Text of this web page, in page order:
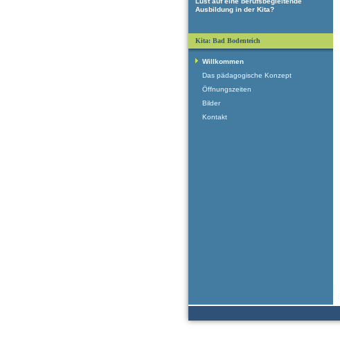
Ausbildung in der Kita?
Kita: Bad Bodenteich
Willkommen
Das pädagogische Konzept
Öffnungszeiten
Bilder
Kontakt